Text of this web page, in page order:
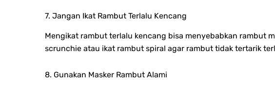
7. Jangan Ikat Rambut Terlalu Kencang
Mengikat rambut terlalu kencang bisa menyebabkan rambut
scrunchie atau ikat rambut spiral agar rambut tidak tertarik
8. Gunakan Masker Rambut Alami